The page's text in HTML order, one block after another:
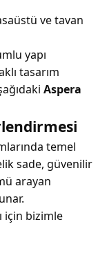
ve tavan
yapı
tasarım
Aspera
temel
sade, güvenilir
arayan
için bizimle